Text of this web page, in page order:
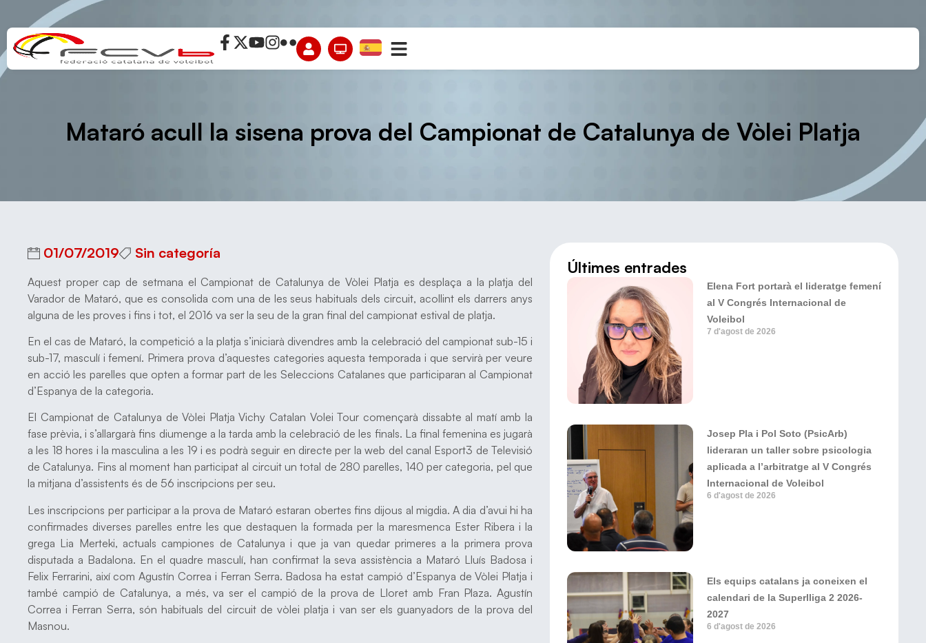
Mataró acull la sisena prova del Campionat de Catalunya de Vòlei Platja
01/07/2019 Sin categoría
Aquest proper cap de setmana el Campionat de Catalunya de Vòlei Platja es desplaça a la platja del
Varador de Mataró, que es consolida com una de les seus habituals dels circuit, acollint els darrers anys
alguna de les proves i fins i tot, el 2016 va ser la seu de la gran final del campionat estival de platja.
En el cas de Mataró, la competició a la platja s’iniciarà divendres amb la celebració del campionat sub-15 i
sub-17, masculí i femení. Primera prova d’aquestes categories aquesta temporada i que servirà per veure
en acció les parelles que opten a formar part de les Seleccions Catalanes que participaran al Campionat
d’Espanya de la categoria.
El Campionat de Catalunya de Vòlei Platja Vichy Catalan Volei Tour començarà dissabte al matí amb la
fase prèvia, i s’allargarà fins diumenge a la tarda amb la celebració de les finals. La final femenina es jugarà
a les 18 hores i la masculina a les 19 i es podrà seguir en directe per la web del canal Esport3 de Televisió
de Catalunya. Fins al moment han participat al circuit un total de 280 parelles, 140 per categoria, pel que
la mitjana d’assistents és de 56 inscripcions per seu.
Les inscripcions per participar a la prova de Mataró estaran obertes fins dijous al migdia. A dia d’avui hi ha
confirmades diverses parelles entre les que destaquen la formada per la maresmenca Ester Ribera i la
grega Lia Merteki, actuals campiones de Catalunya i que ja van quedar primeres a la primera prova
disputada a Badalona. En el quadre masculí, han confirmat la seva assistència a Mataró Lluís Badosa i
Felix Ferrarini, així com Agustín Correa i Ferran Serra. Badosa ha estat campió d’Espanya de Vòlei Platja i
també campió de Catalunya, a més, va ser el campió de la prova de Lloret amb Fran Plaza. Agustín
Correa i Ferran Serra, són habituals del circuit de vòlei platja i van ser els guanyadors de la prova del
Masnou.
Últimes entrades
Elena Fort portarà el lideratge femení
al V Congrés Internacional de
Voleibol
7 d'agost de 2026
Josep Pla i Pol Soto (PsicArb)
lideraran un taller sobre psicologia
aplicada a l’arbitratge al V Congrés
Internacional de Voleibol
6 d'agost de 2026
Els equips catalans ja coneixen el
calendari de la Superlliga 2 2026-
2027
6 d'agost de 2026